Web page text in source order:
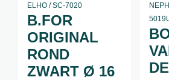
ELHO / SC-7020
B.FOR
ORIGINAL
ROND
ZWART Ø 16